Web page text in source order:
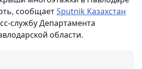
, сообщаетSputnik Казахстан
службу Департамента
области.